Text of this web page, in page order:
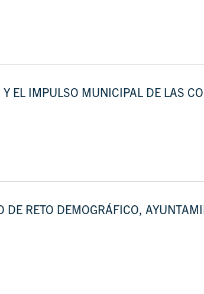
EL IMPULSO MUNICIPAL DE LAS
RETO DEMOGRÁFICO,